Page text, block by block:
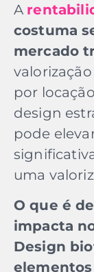
A
costuma
mercado
por
design
pode
uma
O que é
impacta
Design